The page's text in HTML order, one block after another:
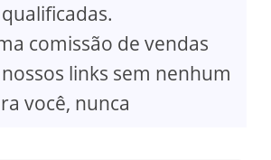
V
i
comissão de vendas
links sem nenhum
você, nunca